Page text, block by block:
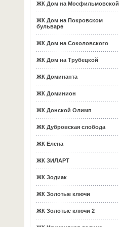
ЖК Дом на Мосфильмовской
ЖК Дом на Покровском
бульваре
ЖК Дом на Соколовского
ЖК Дом на Трубецкой
ЖК Доминанта
ЖК Доминион
ЖК Донской Олимп
ЖК Дубровская слобода
ЖК Елена
ЖК ЗИЛАРТ
ЖК Зодиак
ЖК Золотые ключи
ЖК Золотые ключи 2